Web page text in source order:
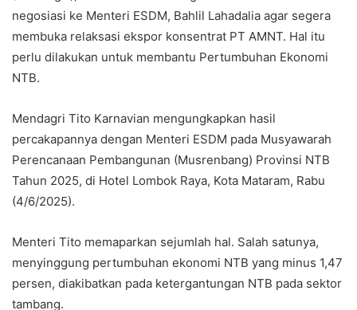
negosiasi ke Menteri ESDM, Bahlil Lahadalia agar segera
membuka relaksasi ekspor konsentrat PT AMNT. Hal itu
perlu dilakukan untuk membantu Pertumbuhan Ekonomi
NTB.
Mendagri Tito Karnavian mengungkapkan hasil
percakapannya dengan Menteri ESDM pada Musyawarah
Perencanaan Pembangunan (Musrenbang) Provinsi NTB
Tahun 2025, di Hotel Lombok Raya, Kota Mataram, Rabu
(4/6/2025).
Menteri Tito memaparkan sejumlah hal. Salah satunya,
menyinggung pertumbuhan ekonomi NTB yang minus 1,47
persen, diakibatkan pada ketergantungan NTB pada sektor
tambang.